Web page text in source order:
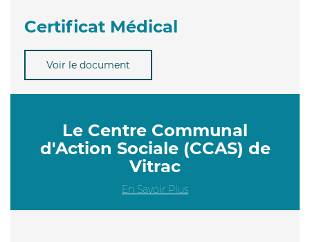
Certificat Médical
Voir le document
Le Centre Communal
d'Action Sociale (CCAS) de
Vitrac
En Savoir Plus